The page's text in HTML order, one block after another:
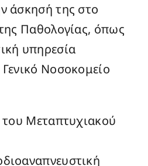
άσκησή της στο
Παθολογίας, όπως
υπηρεσία
Νοσοκομείο
του Μεταπτυχιακού